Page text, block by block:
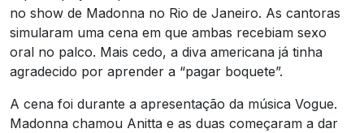
no show de Madonna no Rio de Janeiro. As cantoras
simularam uma cena em que ambas recebiam sexo
oral no palco. Mais cedo, a diva americana já tinha
agradecido por aprender a “pagar boquete”.
A cena foi durante a apresentação da música Vogue.
Madonna chamou Anitta e as duas começaram a dar